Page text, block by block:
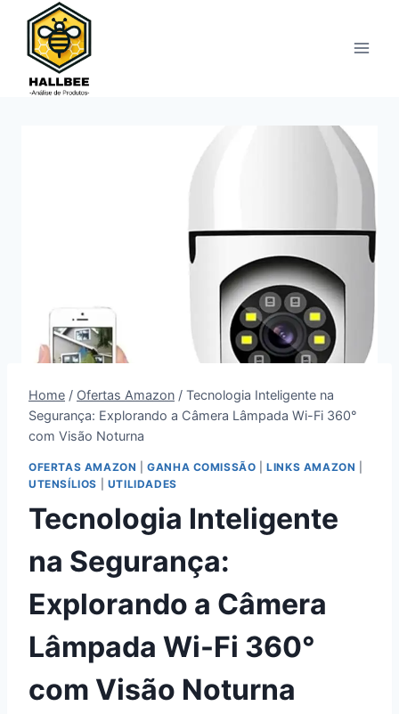
Pular
Conteúdo
Home / Ofertas Amazon / Tecnologia Inteligente na
Segurança: Explorando a Câmera Lâmpada Wi-Fi 360°
com Visão Noturna
OFERTAS AMAZON |GANHA COMISSÃO |LINKS AMAZON
UTENSÍLIOS
UTILIDADES
Tecnologia Inteligente
na Segurança:
Explorando a Câmera
Lâmpada Wi-Fi 360°
com Visão Noturna